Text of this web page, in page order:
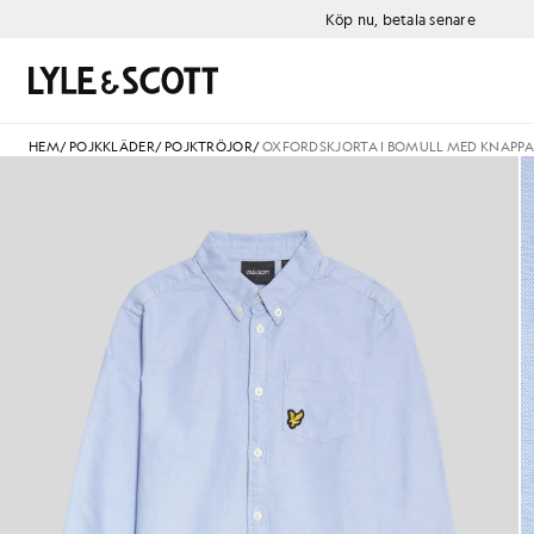
Köp nu, betala senare
Sök
HEM/ POJKKLÄDER/ POJKTRÖJOR/OXFORDSKJORTA I BOMULL MED
Man bär en oxfordskjorta i